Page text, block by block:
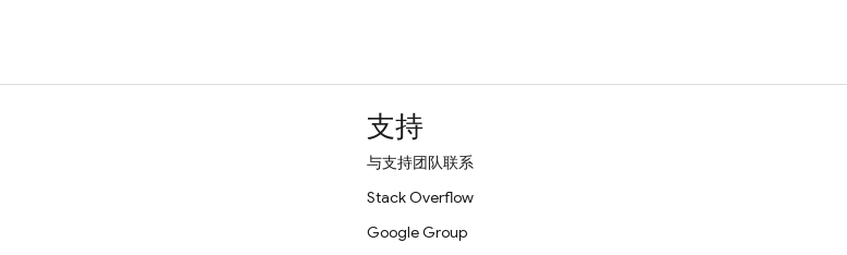
支持
与支持团队联系
Stack Overflow
Google Group